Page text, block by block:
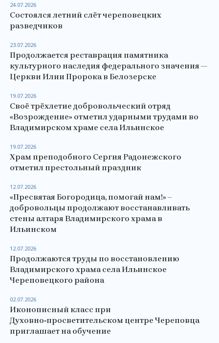
Состоялся летний слёт череповецких
разведчиков
24.07.2026
Продолжается реставрация памятника
культурного наследия федерального значения —
Церкви Илии Пророка в Белозерске
23.07.2026
Своё трёхлетие добровольческий отряд
«Возрождение» отметил ударными трудами во
Владимирском храме села Ильинское
19.07.2026
Храм преподобного Сергия Радонежского
отметил престольный праздник
19.07.2026
«Пресвятая Богородица, помогай нам!» –
добровольцы продолжают восстанавливать
стены алтаря Владимирского храма в
Ильинском
12.07.2026
Продолжаются труды по восстановлению
Владимирского храма села Ильинское
Череповецкого района
12.07.2026
Иконописный класс при
Духовно‑просветительском центре Череповца
приглашает на обучение
02.07.2026